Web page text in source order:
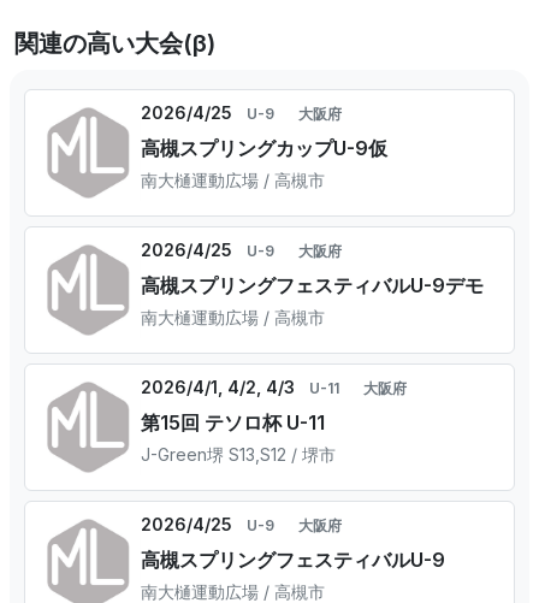
関連の高い大会(β)
2026/4/25 U-9 大阪府
高槻スプリングカップU-9仮
南大樋運動広場 / 高槻市
2026/4/25 U-9 大阪府
高槻スプリングフェスティバルU-9デモ
南大樋運動広場 / 高槻市
2026/4/1, 4/2, 4/3 U-11 大阪府
第15回 テソロ杯 U-11
J-Green堺 S13,S12 / 堺市
2026/4/25 U-9 大阪府
高槻スプリングフェスティバルU-9
南大樋運動広場 / 高槻市